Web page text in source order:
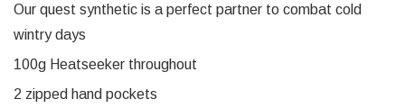
Our quest synthetic is a perfect partner to combat cold
wintry days
100g Heatseeker throughout
2 zipped hand pockets